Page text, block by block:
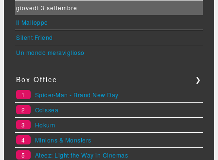
giovedì 3 settembre
Il Malloppo
Silent Friend
Un mondo meraviglioso
Box Office ❯
1
Spider-Man - Brand New Day
2
Odissea
3
Hokum
4
Minions & Monsters
5
Ateez: Light the Way in Cinemas